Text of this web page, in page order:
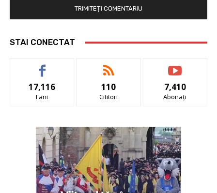
STAI CONECTAT
17,116
Fani
110
Cititori
7,410
Abonați